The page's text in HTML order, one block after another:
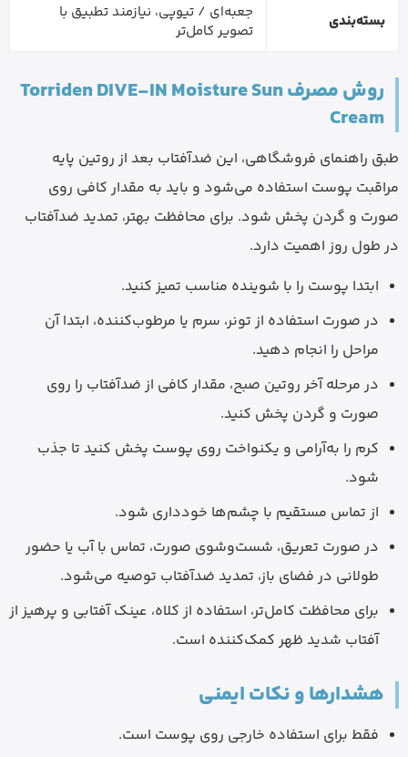
بسته‌بندی
جعبه‌ای / تیوپی، نیازمند تطبیق با
تصویر کامل‌تر
روش مصرف Torriden DIVE-IN Moisture Sun
Cream
طبق راهنمای فروشگاهی، این ضدآفتاب بعد از روتین پایه
مراقبت پوست استفاده می‌شود و باید به مقدار کافی روی
صورت و گردن پخش شود. برای محافظت بهتر، تمدید ضدآفتاب
در طول روز اهمیت دارد.
ابتدا پوست را با شوینده مناسب تمیز کنید.
در صورت استفاده از تونر، سرم یا مرطوب‌کننده، ابتدا آن
مراحل را انجام دهید.
در مرحله آخر روتین صبح، مقدار کافی از ضدآفتاب را روی
صورت و گردن پخش کنید.
کرم را به‌آرامی و یکنواخت روی پوست پخش کنید تا جذب
شود.
از تماس مستقیم با چشم‌ها خودداری شود.
در صورت تعریق، شست‌وشوی صورت، تماس با آب یا حضور
طولانی در فضای باز، تمدید ضدآفتاب توصیه می‌شود.
برای محافظت کامل‌تر، استفاده از کلاه، عینک آفتابی و پرهیز از
آفتاب شدید ظهر کمک‌کننده است.
هشدارها و نکات ایمنی
فقط برای استفاده خارجی روی پوست است.